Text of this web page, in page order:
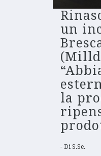
un
la
Di S.Se.